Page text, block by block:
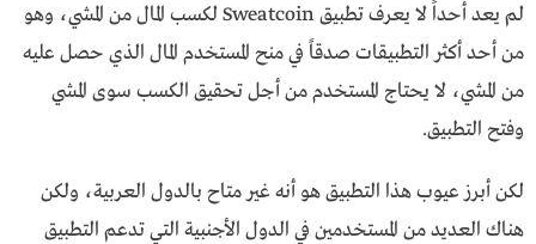
لم يعد أحداً لا يعرف تطبيق Sweatcoin لكسب المال من المشي، وهو
من أحد أكثر التطبيقات صدقاً في منح المستخدم المال الذي حصل عليه
من المشي، لا يحتاج المستخدم من أجل تحقيق الكسب سوى المشي
وفتح التطبيق.
لكن أبرز عيوب هذا التطبيق هو أنه غير متاح بالدول العربية، ولكن
هناك العديد من المستخدمين في الدول الأجنبية التي تدعم التطبيق